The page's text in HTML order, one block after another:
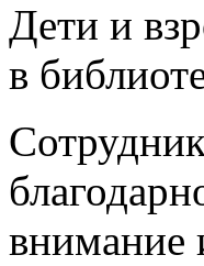
Дети и
в
внимание